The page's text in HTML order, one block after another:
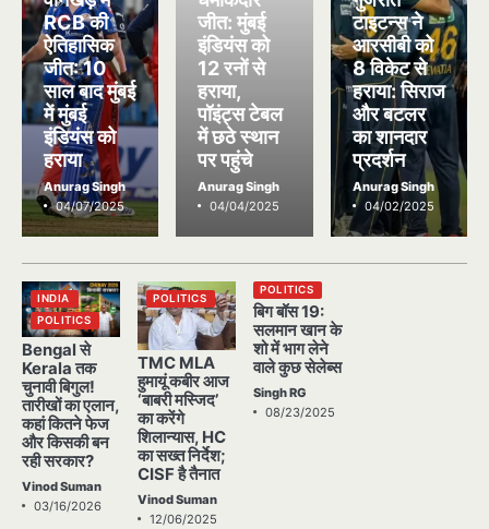
RCB की
ऐतिहासिक
जीत: 10
साल बाद मुंबई
में मुंबई
इंडियंस को
हराया
Anurag Singh
04/07/2025
जीत: मुंबई
इंडियंस को
12 रनों से
हराया,
पॉइंट्स टेबल
में छठे स्थान
पर पहुंचे
Anurag Singh
04/04/2025
टाइटन्स ने
आरसीबी को
8 विकेट से
हराया: सिराज
और बटलर
का शानदार
प्रदर्शन
Anurag Singh
04/02/2025
INDIA
POLITICS
Bengal से
Kerala तक
चुनावी बिगुल!
तारीखों का एलान,
कहां कितने फेज
और किसकी बन
रही सरकार?
Vinod Suman
03/16/2026
POLITICS
TMC MLA
हुमायूं कबीर आज
‘बाबरी मस्जिद’
का करेंगे
शिलान्यास, HC
का सख्त निर्देश;
CISF है तैनात
Vinod Suman
12/06/2025
POLITICS
बिग बॉस 19:
सलमान खान के
शो में भाग लेने
वाले कुछ सेलेब्स
Singh RG
08/23/2025